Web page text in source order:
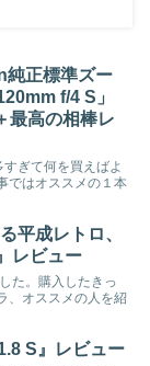
純正標準ズー
f/4 S」
最高の相棒レ
ぎて何を買えばよ
ではオススメの１本
平成レトロ、
レビュー
た。購入したきっ
、オススメの人を紹
S』レビュー